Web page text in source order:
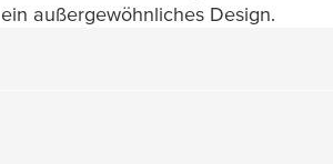
ein außergewöhnliches Design.